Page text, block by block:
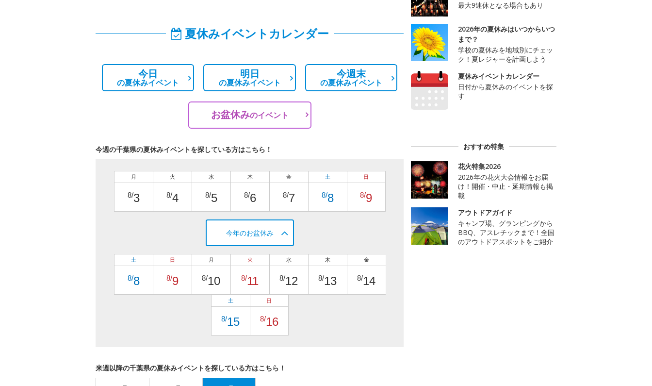
夏休みイベントカレンダー
今日
の夏休みイベント
明日
の夏休みイベント
今週末
の夏休みイベント
お盆休みのイベント
今週の千葉県の夏休みイベントを探している方はこちら！
月
8/3
火
8/4
水
8/5
木
8/6
金
8/7
土
8/8
日
8/9
今年のお盆休み
土
8/8
日
8/9
月
8/10
火
8/11
水
8/12
木
8/13
金
8/14
土
8/15
日
8/16
来週以降の千葉県の夏休みイベントを探している方はこちら！
最大9連休となる場合もあり
2026年の夏休みはいつからいつ
まで？
学校の夏休みを地域別にチェッ
ク！夏レジャーを計画しよう
夏休みイベントカレンダー
日付から夏休みのイベントを探
す
おすすめ特集
花火特集2026
2026年の花火大会情報をお届
け！開催・中止・延期情報も掲
載
アウトドアガイド
キャンプ場、グランピングから
BBQ、アスレチックまで！全国
のアウトドアスポットをご紹介